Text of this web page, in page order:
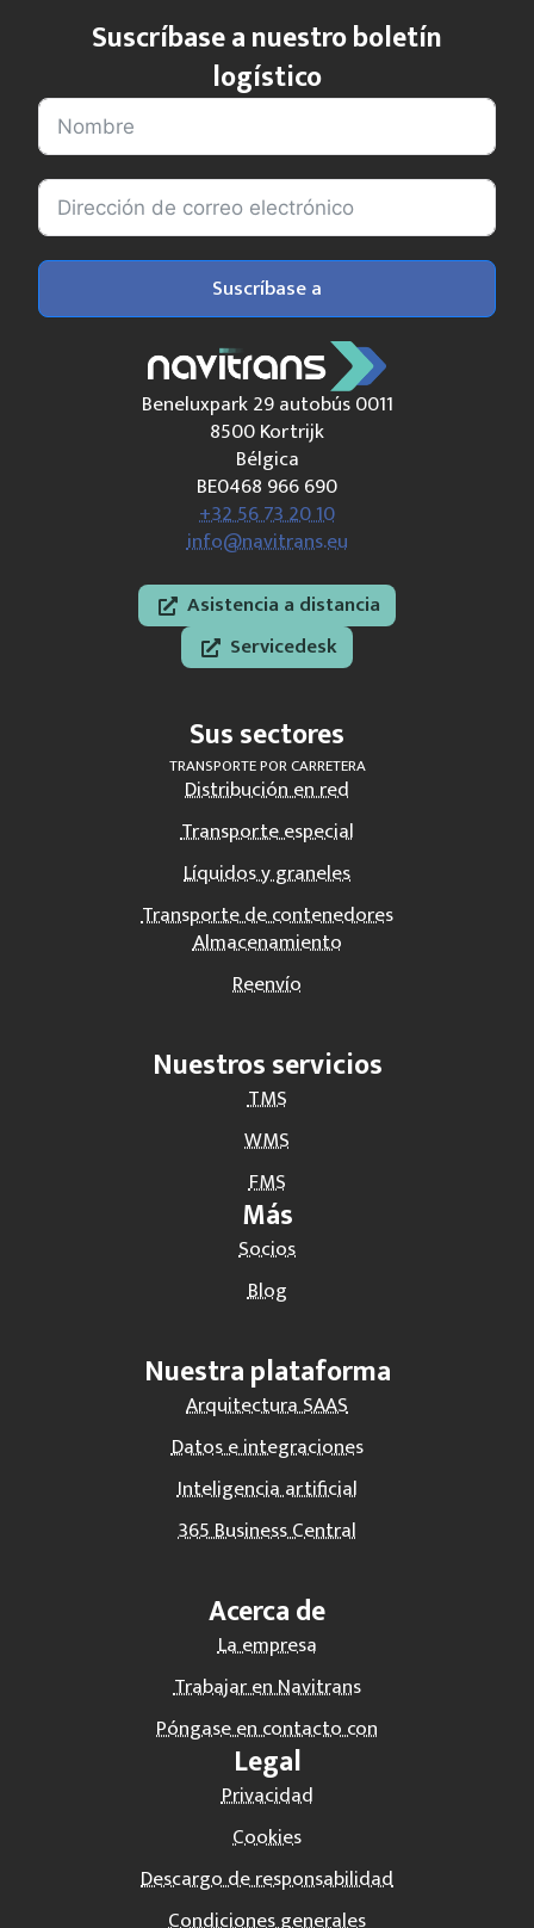
Suscríbase a nuestro boletín
logístico
Suscríbase a
Beneluxpark 29 autobús 0011
8500 Kortrijk
Bélgica
BE0468 966 690
+32 56 73 20 10
info@navitrans.eu
Asistencia a distancia
Servicedesk
Sus sectores
TRANSPORTE POR CARRETERA
Distribución en red
Transporte especial
Líquidos y graneles
Transporte de contenedores
Almacenamiento
Reenvío
Nuestros servicios
TMS
WMS
FMS
Más
Socios
Blog
Nuestra plataforma
Arquitectura SAAS
Datos e integraciones
Inteligencia artificial
365 Business Central
Acerca de
La empresa
Trabajar en Navitrans
Póngase en contacto con
Legal
Privacidad
Cookies
Descargo de responsabilidad